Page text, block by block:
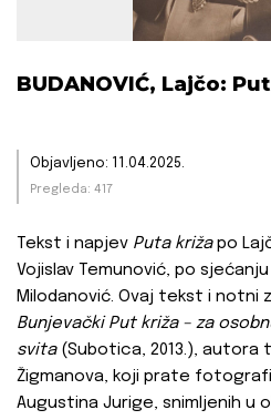
BUDANOVIĆ, Lajčo:
Objavljeno: 11.04.2025.
Pregleda: 417
Tekst i napjev Puta križapo
Vojislav Temunović, po
Milodanović. Ovaj tekst i notni
Bunjevački Put križa – za
svita(Subotica, 2013.), autora
Žigmanova, koji prate
Augustina Jurige, snimljenih u